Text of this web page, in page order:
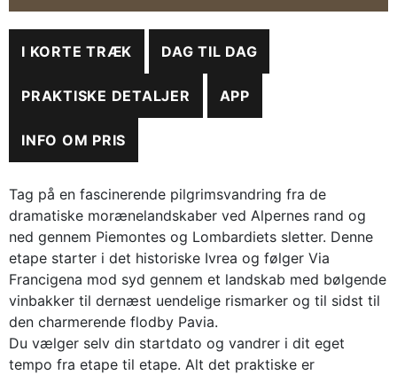
I KORTE TRÆK DAG TIL DAG
PRAKTISKE DETALJER APP
INFO OM PRIS
Tag på en fascinerende pilgrimsvandring fra de
dramatiske morænelandskaber ved Alpernes rand og
ned gennem Piemontes og Lombardiets sletter. Denne
etape starter i det historiske Ivrea og følger Via
Francigena mod syd gennem et landskab med bølgende
vinbakker til dernæst uendelige rismarker og til sidst til
den charmerende flodby Pavia.
Du vælger selv din startdato og vandrer i dit eget
tempo fra etape til etape. Alt det praktiske er